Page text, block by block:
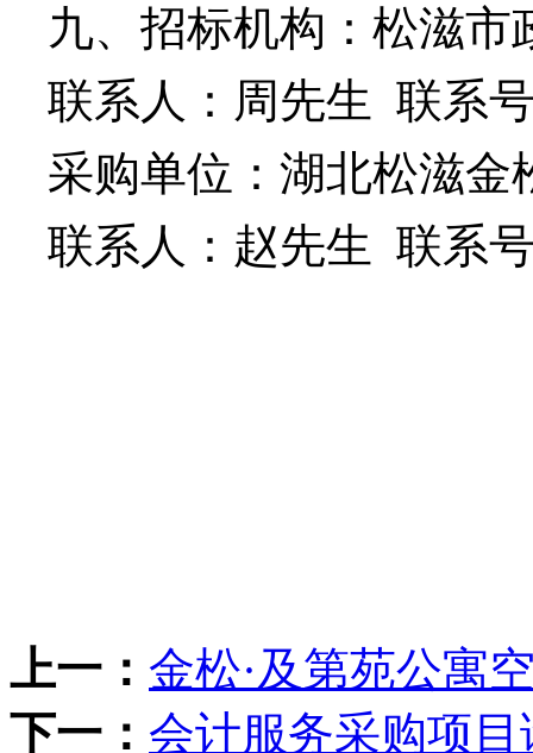
九、招标机构：松滋市
联系人：周先生 联系
采购单位：湖北松滋金
联系人：赵先生 联系
上一： 金松·及第苑公寓
下一： 会计服务采购项